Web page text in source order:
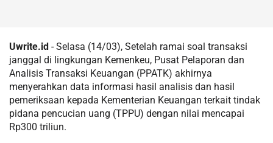
Uwrite.id - Selasa (14/03), Setelah ramai soal transaksi
janggal di lingkungan Kemenkeu, Pusat Pelaporan dan
Analisis Transaksi Keuangan (PPATK) akhirnya
menyerahkan data informasi hasil analisis dan hasil
pemeriksaan kepada Kementerian Keuangan terkait tindak
pidana pencucian uang (TPPU) dengan nilai mencapai
Rp300 triliun.